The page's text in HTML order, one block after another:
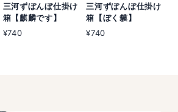
三河ずぼんぼ仕掛け
箱【麒麟です】
¥740
三河ずぼんぼ仕掛け
箱【ぼく貘】
¥740